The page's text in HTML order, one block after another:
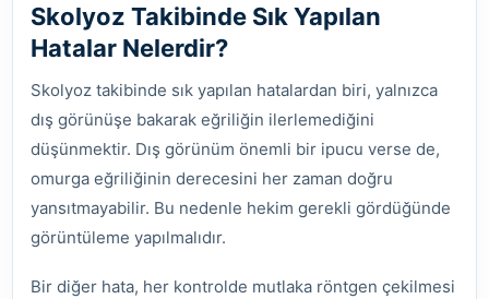
Skolyoz Takibinde Sık Yapılan
Hatalar Nelerdir?
Skolyoz takibinde sık yapılan hatalardan biri, yalnızca
dış görünüşe bakarak eğriliğin ilerlemediğini
düşünmektir. Dış görünüm önemli bir ipucu verse de,
omurga eğriliğinin derecesini her zaman doğru
yansıtmayabilir. Bu nedenle hekim gerekli gördüğünde
görüntüleme yapılmalıdır.
Bir diğer hata, her kontrolde mutlaka röntgen çekilmesi